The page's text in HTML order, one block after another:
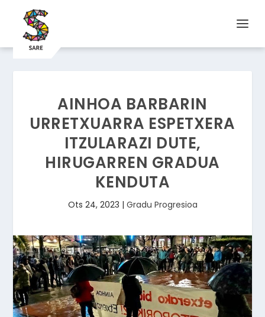
AINHOA BARBARIN
URRETXUARRA ESPETXERA
ITZULARAZI DUTE,
HIRUGARREN GRADUA
KENDUTA
Ots 24, 2023 | Gradu Progresioa